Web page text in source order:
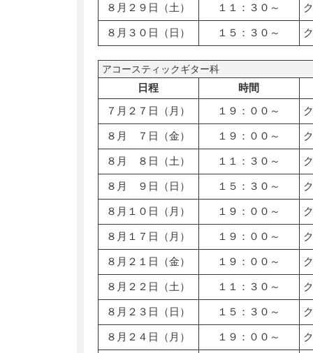
８月２９日（土） １１：３０～
８月３０日（日） １５：３０～
アコースティックギター科
日程
時間
７月２７日（月）
１９：００～
８月 ７日（金） １９：００～
８月 ８日（土） １１：３０～
８月 ９日（日） １５：３０～
８月１０日（月） １９：００～
８月１７日（月） １９：００～
８月２１日（金） １９：００～
８月２２日（土） １１：３０～
８月２３日（日） １５：３０～
８月２４日（月） １９：００～